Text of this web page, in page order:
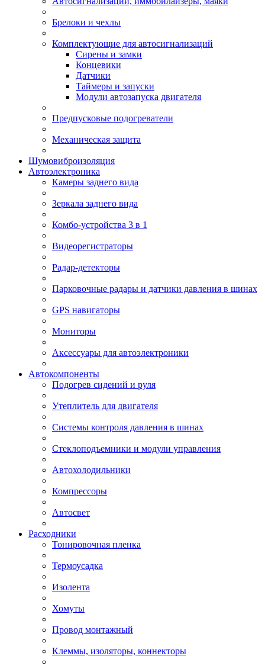
Брелоки и чехлы
Комплектующие для автосигнализаций
Сирены и замки
Концевики
Датчики
Таймеры и запуски
Модули автозапуска двигателя
Предпусковые подогреватели
Механическая защита
Шумовиброизоляция
Автоэлектроника
Камеры заднего вида
Зеркала заднего вида
Комбо-устройства 3 в 1
Видеорегистраторы
Радар-детекторы
Парковочные радары и датчики давления в шинах
GPS навигаторы
Мониторы
Аксессуары для автоэлектроники
Автокомпоненты
Подогрев сидений и руля
Утеплитель для двигателя
Системы контроля давления в шинах
Стеклоподъемники и модули управления
Автохолодильники
Компрессоры
Автосвет
Расходники
Тонировочная пленка
Термоусадка
Изолента
Хомуты
Провод монтажный
Клеммы, изоляторы, коннекторы